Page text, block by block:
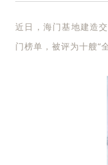
近日，海门基地建造
门榜单，被评为十艘“